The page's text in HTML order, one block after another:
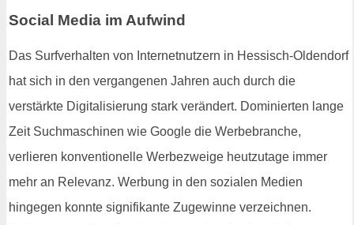
Social Media im Aufwind
Das Surfverhalten von Internetnutzern in Hessisch-Oldendorf
hat sich in den vergangenen Jahren auch durch die
verstärkte Digitalisierung stark verändert. Dominierten lange
Zeit Suchmaschinen wie Google die Werbebranche,
verlieren konventionelle Werbezweige heutzutage immer
mehr an Relevanz. Werbung in den sozialen Medien
hingegen konnte signifikante Zugewinne verzeichnen.